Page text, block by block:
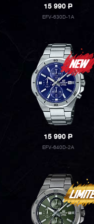
15 990P
EFV-630D-1A
15 990P
EFV-640D-2A